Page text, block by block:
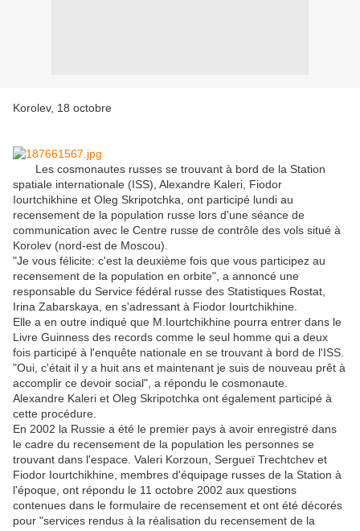
Korolev, 18 octobre
Les cosmonautes russes se trouvant à bord de la Station
spatiale internationale (ISS), Alexandre Kaleri, Fiodor
Iourtchikhine et Oleg Skripotchka, ont participé lundi au
recensement de la population russe lors d'une séance de
communication avec le Centre russe de contrôle des vols situé à
Korolev (nord-est de Moscou).
"Je vous félicite: c'est la deuxième fois que vous participez au
recensement de la population en orbite", a annoncé une
responsable du Service fédéral russe des Statistiques Rostat,
Irina Zabarskaya, en s'adressant à Fiodor Iourtchikhine.
Elle a en outre indiqué que M.Iourtchikhine pourra entrer dans le
Livre Guinness des records comme le seul homme qui a deux
fois participé à l'enquête nationale en se trouvant à bord de l'ISS.
"Oui, c'était il y a huit ans et maintenant je suis de nouveau prêt à
accomplir ce devoir social", a répondu le cosmonaute.
Alexandre Kaleri et Oleg Skripotchka ont également participé à
cette procédure.
En 2002 la Russie a été le premier pays à avoir enregistré dans
le cadre du recensement de la population les personnes se
trouvant dans l'espace. Valeri Korzoun, Sergueï Trechtchev et
Fiodor Iourtchikhine, membres d'équipage russes de la Station à
l'époque, ont répondu le 11 octobre 2002 aux questions
contenues dans le formulaire de recensement et ont été décorés
pour "services rendus à la réalisation du recensement de la